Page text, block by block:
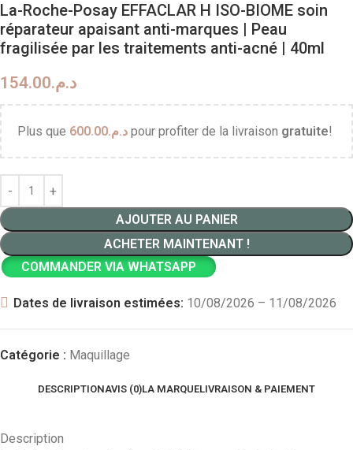
La-Roche-Posay EFFACLAR H ISO-BIOME soin
réparateur apaisant anti-marques | Peau
fragilisée par les traitements anti-acné | 40ml
د.م.154.00
Plus que د.م.600.00 pour profiter de la livraison gratuite!
AJOUTER AU PANIER
ACHETER MAINTENANT !
COMMANDER VIA WHATSAPP
Dates de livraison estimées: 10/08/2026 – 11/08/2026
Catégorie : Maquillage
DESCRIPTIONAVIS (0)LA MARQUELIVRAISON & PAIEMENT
Description